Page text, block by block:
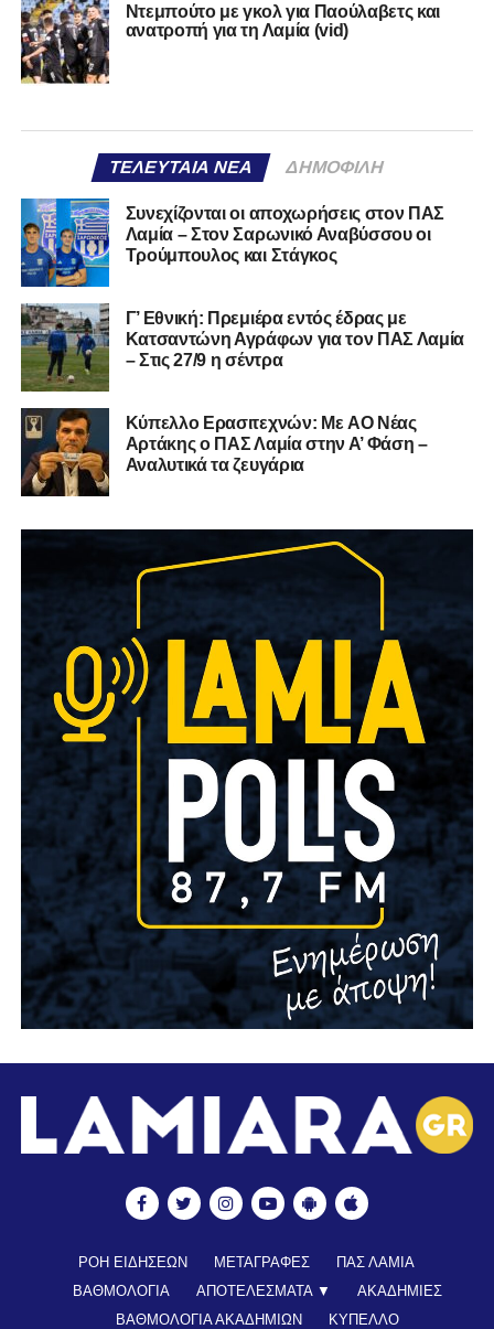
Ντεμπούτο με γκολ για Παούλαβετς και
ανατροπή για τη Λαμία (vid)
ΤΕΛΕΥΤΑΊΑ ΝΈΑ ΔΗΜΟΦΙΛΉ
Συνεχίζονται οι αποχωρήσεις στον ΠΑΣ
Λαμία – Στον Σαρωνικό Αναβύσσου οι
Τρούμπουλος και Στάγκος
Γ’ Εθνική: Πρεμιέρα εντός έδρας με
Κατσαντώνη Αγράφων για τον ΠΑΣ Λαμία
– Στις 27/9 η σέντρα
Kύπελλο Ερασιτεχνών: Με AO Nέας
Αρτάκης ο ΠΑΣ Λαμία στην Α’ Φάση –
Αναλυτικά τα ζευγάρια
ΡΟΗ ΕΙΔΗΣΕΩΝ ΜΕΤΑΓΡΑΦΕΣ
ΠΑΣ ΛΑΜΙΑ
ΒΑΘΜΟΛΟΓΙΑ
ΑΠΟΤΕΛΕΣΜΑΤΑ ▼
ΑΚΑΔΗΜΙΕΣ
ΒΑΘΜΟΛΟΓΙΑ ΑΚΑΔΗΜΙΩΝ
ΚΥΠΕΛΛΟ